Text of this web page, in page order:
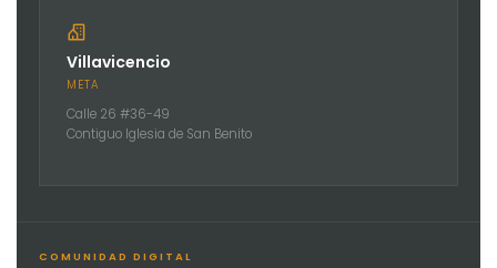
Villavicencio
META
Calle 26 #36-49
Contiguo Iglesia de San Benito
COMUNIDAD DIGITAL